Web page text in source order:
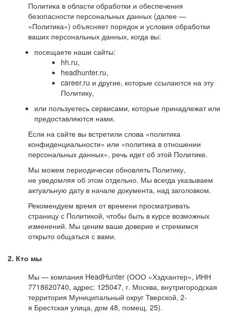
Политика в области обработки и обеспечения
безопасности персональных данных (далее —
«Политика») объясняет порядок и условия обработки
ваших персональных данных, когда вы:
посещаете наши сайты:
hh.ru,
headhunter.ru,
career.ru и другие, которые ссылаются на эту
Политику,
или пользуетесь сервисами, которые принадлежат или
предоставляются нами.
Если на сайте вы встретили слова «политика
конфиденциальности» или «политика в отношении
персональных данных», речь идет об этой Политике.
Мы можем периодически обновлять Политику,
не уведомляя об этом отдельно. Мы всегда указываем
актуальную дату в начале документа, над заголовком.
Рекомендуем время от времени просматривать
страницу с Политикой, чтобы быть в курсе возможных
изменений. Мы ценим ваше доверие и стремимся
открыто общаться с вами.
2. Кто мы
Мы — компания HeadHunter (ООО «Хэдхантер», ИНН
7718620740, адрес: 125047, г. Москва, внутригородская
территория Муниципальный округ Тверской, 2-
я Брестская улица, дом 48, помещ. 25).